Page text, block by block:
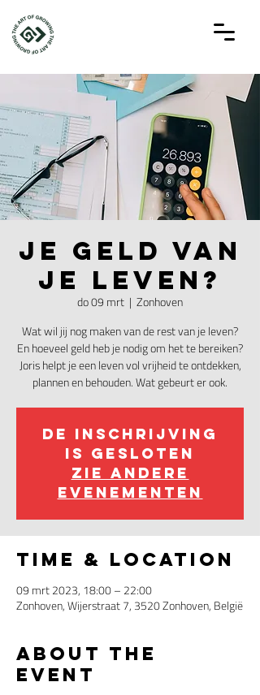
Je geld van
je leven?
do 09 mrt
  |
Zonhoven
Wat wil jij nog maken van de rest van je leven?
En hoeveel geld heb je nodig om het te bereiken?
Joris helpt je een leven vol vrijheid te ontdekken,
plannen en behouden. Wat gebeurt er ook.
De inschrijving
is gesloten
Zie andere
evenementen
Time & Location
09 mrt 2023, 18:00 – 22:00
Zonhoven, Wijerstraat 7, 3520 Zonhoven, België
About the
event